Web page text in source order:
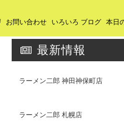
お問い合わせ いろいろ ブログ 本日
最新情報
ラーメン二郎 神田神保町店
ラーメン二郎 札幌店